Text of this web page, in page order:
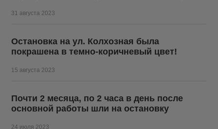
31 августа 2023
Остановка на ул. Колхозная была
покрашена в темно-коричневый цвет!
15 августа 2023
Почти 2 месяца, по 2 часа в день после
основной работы шли на остановку
24 июля 2023